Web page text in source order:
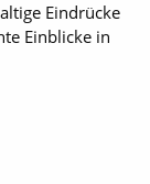
Eindrücke
Einblicke in